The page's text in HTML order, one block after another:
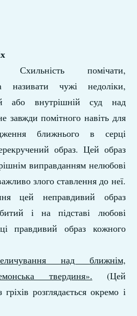
Схильність помічати,
називати чужі недоліки,
або внутрішній суд над
завжди помітного навіть для
ближнього в серці
образ. Цей образ
виправданням нелюбові
злого ставлення до неї.
цей неправдивий образ
і на підставі любові
правдивий образ кожного
над ближнім,
твердиня». (Цей
розглядається окремо і